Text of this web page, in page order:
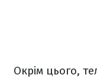
Окрім цього,